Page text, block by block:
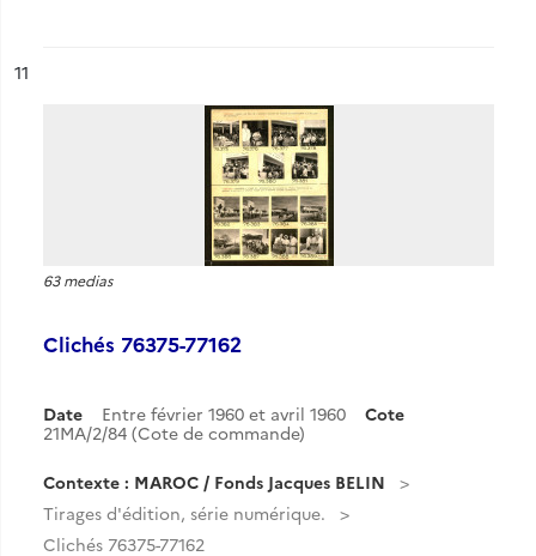
n°
11
63 medias
Clichés 76375-77162
Date Entre février 1960 et avril 1960
Cote
21MA/2/84 (Cote de commande)
Contexte : MAROC / Fonds Jacques BELIN
Tirages d'édition, série numérique.
Clichés 76375-77162